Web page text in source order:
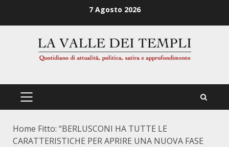
7 Agosto 2026
PRIMÄRES
Home Fitto: “BERLUSCONI HA TUTTE LE
CARATTERISTICHE PER APRIRE UNA NUOVA FASE